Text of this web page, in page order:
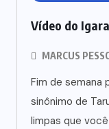
Vídeo do
MARCUS
Fim de semana
sinônimo de
limpas que